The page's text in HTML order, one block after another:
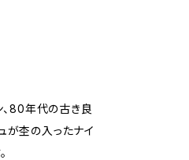
80年代の古き良
が杢の入ったナイ